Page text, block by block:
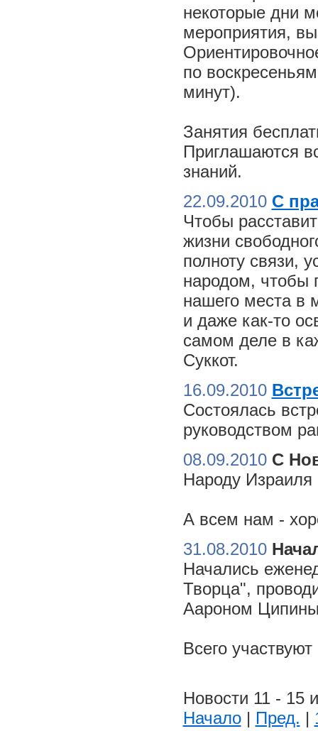
некоторые дни
мероприятия,
по
минут).
Занятия
Приглашаются
знаний.
22.09.2010 С
Чтобы
жизни
полноту связи,
народом, чтобы
нашего места в
и даже как-то
самом деле в
Суккот.
16.09.2010
Состоялась
руководством
08.09.2010 С
Народу Израиля
А всем нам -
31.08.2010
Начались
Творца",
Аароном
Всего
Новости 11 - 15
Начало| Пред. |